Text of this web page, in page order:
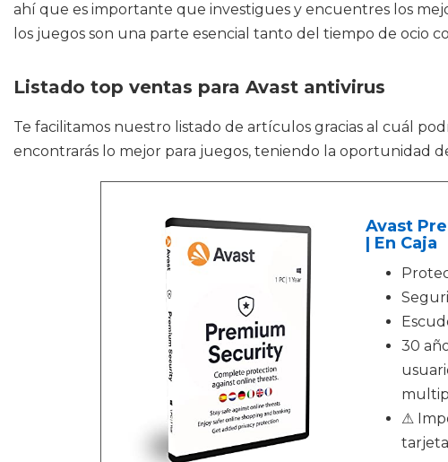
ahí que es importante que investigues y encuentres los
los juegos son una parte esencial tanto del tiempo de ocio
Listado top ventas para Avast antivirus
Te facilitamos nuestro listado de artículos gracias al cuál
encontrarás lo mejor para juegos, teniendo la oportunidad
Avast
| En Caja
30
⚠